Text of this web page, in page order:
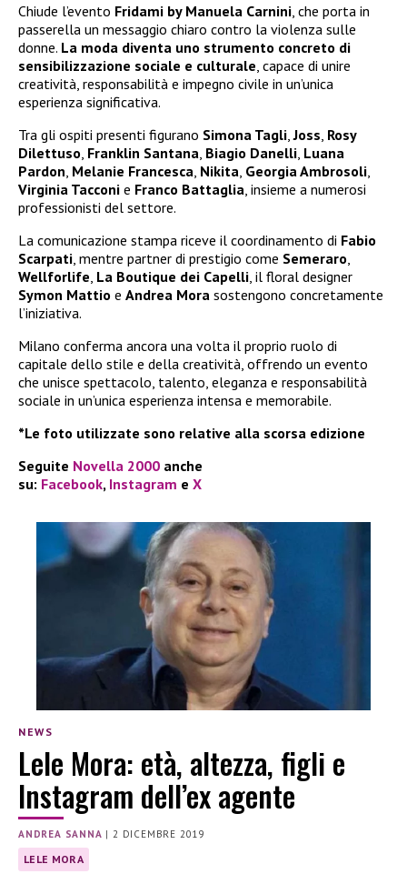
Chiude l’evento Fridami by Manuela Carnini , che porta in
passerella un messaggio chiaro contro la violenza sulle
donne. La moda diventa uno strumento concreto di
sensibilizzazione sociale e culturale , capace di unire
creatività, responsabilità e impegno civile in un’unica
esperienza significativa.
Tra gli ospiti presenti figurano Simona Tagli ,Joss Rosy
Dilettuso Franklin Santana Biagio Danelli Luana
Pardon Melanie Francesca Nikita Georgia Ambrosoli
Virginia Tacconi e Franco Battaglia , insieme a numerosi
professionisti del settore.
La comunicazione stampa riceve il coordinamento di Fabio
Scarpati , mentre partner di prestigio come Semeraro
Wellforlife La Boutique dei Capelli , il floral designer
Symon Mattio e Andrea Mora sostengono concretamente
l’iniziativa.
Milano conferma ancora una volta il proprio ruolo di
capitale dello stile e della creatività, offrendo un evento
che unisce spettacolo, talento, eleganza e responsabilità
sociale in un’unica esperienza intensa e memorabile.
*Le foto utilizzate sono relative alla scorsa edizione
Seguite Novella 2000 anche
su: Facebook, Instagram e X
NEWS
Lele Mora: età, altezza, figli e
Instagram dell’ex agente
ANDREA SANNA |2 DICEMBRE 2019
LELE MORA